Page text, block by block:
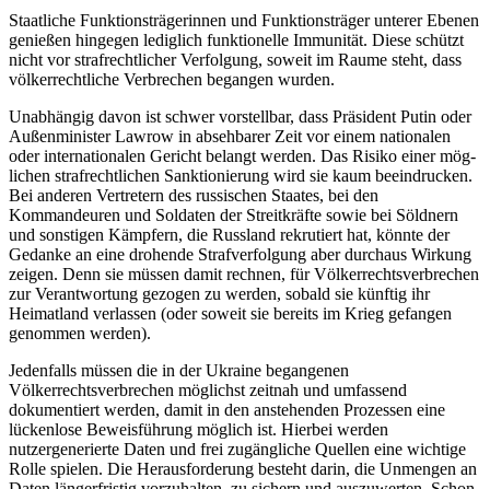
Staatliche Funktionsträgerinnen und Funktions­träger unterer Ebenen
genießen hingegen lediglich funktionelle Immunität. Diese schützt
nicht vor strafrechtlicher Verfolgung, soweit im Raume steht, dass
völkerrechtliche Verbrechen begangen wurden.
Unabhängig davon ist schwer vorstellbar, dass Präsident Putin oder
Außenminister Lawrow in ab­sehbarer Zeit vor einem nationalen
oder internatio­nalen Gericht belangt werden. Das Risiko einer mög­
lichen strafrechtlichen Sanktionierung wird sie kaum beeindrucken.
Bei anderen Vertretern des russischen Staates, bei den
Kommandeuren und Soldaten der Streitkräfte sowie bei Söldnern
und sonstigen Kämp­fern, die Russland rekrutiert hat, könnte der
Gedanke an eine drohende Strafverfolgung aber durchaus Wir­kung
zeigen. Denn sie müssen damit rechnen, für Völkerrechtsverbrechen
zur Verantwortung gezogen zu werden, sobald sie künftig ihr
Heimatland ver­lassen (oder soweit sie bereits im Krieg gefangen
genommen werden).
Jedenfalls müssen die in der Ukraine begangenen
Völkerrechtsverbrechen möglichst zeitnah und um­fassend
dokumentiert werden, damit in den anstehenden Prozessen eine
lückenlose Beweisführung möglich ist. Hierbei werden
nutzergenerierte Daten und frei zugängliche Quellen eine wichtige
Rolle spie­len. Die Herausforderung besteht darin, die Un­men­gen an